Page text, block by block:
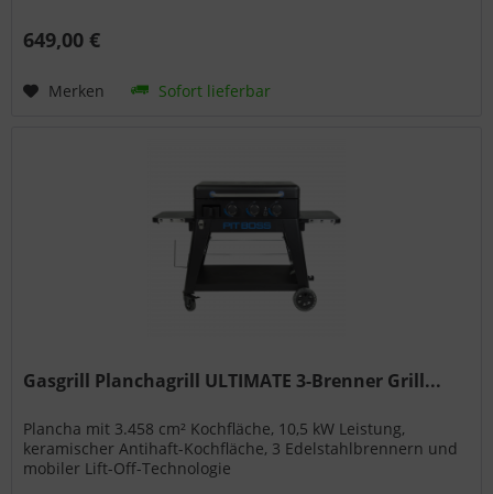
649,00 €
Merken Sofort lieferbar
Gasgrill Planchagrill ULTIMATE 3-Brenner Grill...
Plancha mit 3.458 cm² Kochfläche, 10,5 kW Leistung,
keramischer Antihaft-Kochfläche, 3 Edelstahlbrennern und
mobiler Lift-Off-Technologie